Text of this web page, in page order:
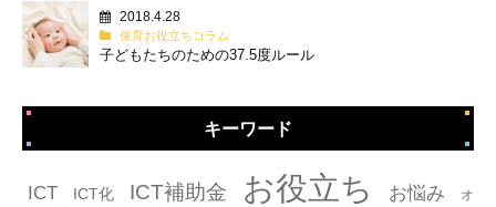
2018.4.28
保育お役立ちコラム
子どもたちのための37.5度ルール
キーワード
タグ
ICT ICT化 ICT補助金 お役立ち お悩み オ